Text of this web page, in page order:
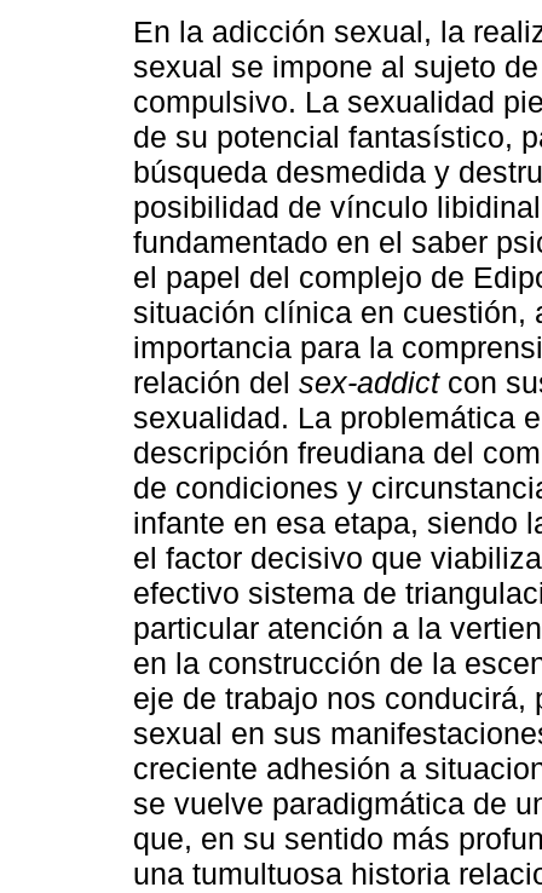
En la adicción sexual, la
sexual se impone al sujeto
compulsivo. La sexualidad
de su potencial fantasístico,
búsqueda desmedida y
posibilidad de vínculo
fundamentado en el saber
el papel del complejo de
situación clínica en cuestión,
importancia para la
relación del sex-addictcon
sexualidad. La problemática
descripción freudiana del
de condiciones y
infante en esa etapa, siendo
el factor decisivo que
efectivo sistema de
particular atención a la
en la construcción de la
eje de trabajo nos
sexual en sus
creciente adhesión a
se vuelve paradigmática de
que, en su sentido más
una tumultuosa historia